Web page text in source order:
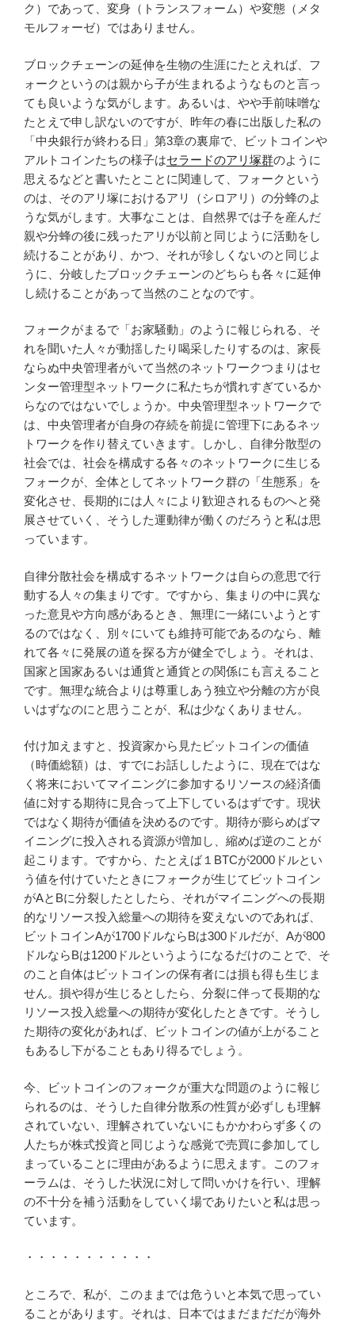
ク）であって、変身（トランスフォーム）や変態（メタ
モルフォーゼ）ではありません。
ブロックチェーンの延伸を生物の生涯にたとえれば、フ
ォークというのは親から子が生まれるようなものと言っ
ても良いような気がします。あるいは、やや手前味噌な
たとえで申し訳ないのですが、昨年の春に出版した私の
「中央銀行が終わる日」第3章の裏扉で、ビットコインや
アルトコインたちの様子はセラードのアリ塚群のように
思えるなどと書いたとことに関連して、フォークという
のは、そのアリ塚におけるアリ（シロアリ）の分蜂のよ
うな気がします。大事なことは、自然界では子を産んだ
親や分蜂の後に残ったアリが以前と同じように活動をし
続けることがあり、かつ、それが珍しくないのと同じよ
うに、分岐したブロックチェーンのどちらも各々に延伸
し続けることがあって当然のことなのです。
フォークがまるで「お家騒動」のように報じられる、そ
れを聞いた人々が動揺したり喝采したりするのは、家長
ならぬ中央管理者がいて当然のネットワークつまりはセ
ンター管理型ネットワークに私たちが慣れすぎているか
らなのではないでしょうか。中央管理型ネットワークで
は、中央管理者が自身の存続を前提に管理下にあるネッ
トワークを作り替えていきます。しかし、自律分散型の
社会では、社会を構成する各々のネットワークに生じる
フォークが、全体としてネットワーク群の「生態系」を
変化させ、長期的には人々により歓迎されるものへと発
展させていく、そうした運動律が働くのだろうと私は思
っています。
自律分散社会を構成するネットワークは自らの意思で行
動する人々の集まりです。ですから、集まりの中に異な
った意見や方向感があるとき、無理に一緒にいようとす
るのではなく、別々にいても維持可能であるのなら、離
れて各々に発展の道を探る方が健全でしょう。それは、
国家と国家あるいは通貨と通貨との関係にも言えること
です。無理な統合よりは尊重しあう独立や分離の方が良
いはずなのにと思うことが、私は少なくありません。
付け加えますと、投資家から見たビットコインの価値
（時価総額）は、すでにお話ししたように、現在ではな
く将来においてマイニングに参加するリソースの経済価
値に対する期待に見合って上下しているはずです。現状
ではなく期待が価値を決めるのです。期待が膨らめばマ
イニングに投入される資源が増加し、縮めば逆のことが
起こります。ですから、たとえば１BTCが2000ドルとい
う値を付けていたときにフォークが生じてビットコイン
がAとBに分裂したとしたら、それがマイニングへの長期
的なリソース投入総量への期待を変えないのであれば、
ビットコインAが1700ドルならBは300ドルだが、Aが800
ドルならBは1200ドルというようになるだけのことで、そ
のこと自体はビットコインの保有者には損も得も生じま
せん。損や得が生じるとしたら、分裂に伴って長期的な
リソース投入総量への期待が変化したときです。そうし
た期待の変化があれば、ビットコインの値が上がること
もあるし下がることもあり得るでしょう。
今、ビットコインのフォークが重大な問題のように報じ
られるのは、そうした自律分散系の性質が必ずしも理解
されていない、理解されていないにもかかわらず多くの
人たちが株式投資と同じような感覚で売買に参加してし
まっていることに理由があるように思えます。このフォ
ーラムは、そうした状況に対して問いかけを行い、理解
の不十分を補う活動をしていく場でありたいと私は思っ
ています。
・・・・・・・・・・・
ところで、私が、このままでは危ういと本気で思ってい
ることがあります。それは、日本ではまだまだだが海外